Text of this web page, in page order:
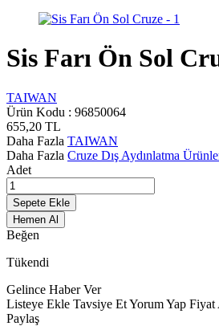
Sis Farı Ön Sol
TAIWAN
Ürün Kodu : 96850064
655,20 TL
Daha Fazla TAIWAN
Daha Fazla Cruze Dış Aydınlatma
Adet
Sepete Ekle
Hemen Al
Beğen
Tükendi
Gelince Haber Ver
Listeye Ekle Tavsiye EtYorum Yap Fiyat
Paylaş